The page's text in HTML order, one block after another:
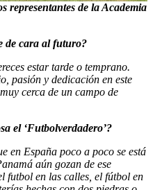
representantes de la Academia
de cara al futuro?
estar tarde o temprano.
pasión y dedicación en este
cerca de un campo de
el ‘Futbolverdadero’?
en España poco a poco se está
aún gozan de ese
futbol en las calles, el fútbol en